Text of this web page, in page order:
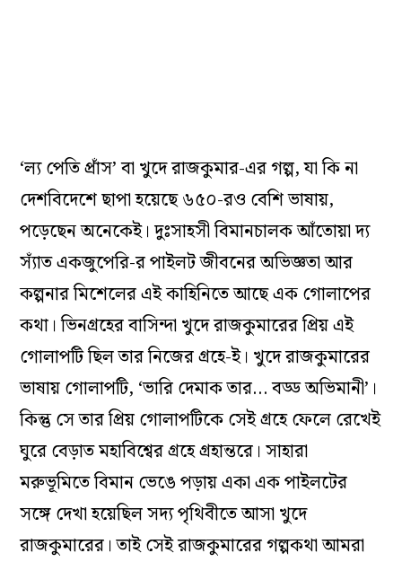
‘ল্য পেতি প্রাঁস’ বা খুদে রাজকুমার-এর গল্প, যা কি না
দেশবিদেশে ছাপা হয়েছে ৬৫০-রও বেশি ভাষায়,
পড়েছেন অনেকেই। দুঃসাহসী বিমানচালক আঁতোয়া দ্য
স্যাঁত একজুপেরি-র পাইলট জীবনের অভিজ্ঞতা আর
কল্পনার মিশেলের এই কাহিনিতে আছে এক গোলাপের
কথা। ভিনগ্রহের বাসিন্দা খুদে রাজকুমারের প্রিয় এই
গোলাপটি ছিল তার নিজের গ্রহে-ই। খুদে রাজকুমারের
ভাষায় গোলাপটি, ‘ভারি দেমাক তার… বড্ড অভিমানী’।
কিন্তু সে তার প্রিয় গোলাপটিকে সেই গ্রহে ফেলে রেখেই
ঘুরে বেড়াত মহাবিশ্বের গ্রহে গ্রহান্তরে। সাহারা
মরুভূমিতে বিমান ভেঙে পড়ায় একা এক পাইলটের
সঙ্গে দেখা হয়েছিল সদ্য পৃথিবীতে আসা খুদে
রাজকুমারের। তাই সেই রাজকুমারের গল্পকথা আমরা